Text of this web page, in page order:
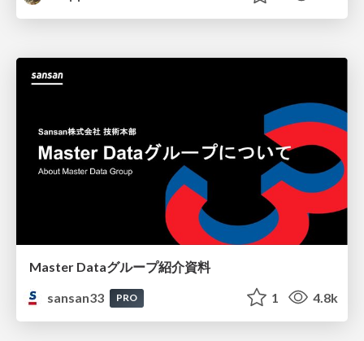
Master Dataグループ紹介資料
sansan33
PRO 1 4.8k